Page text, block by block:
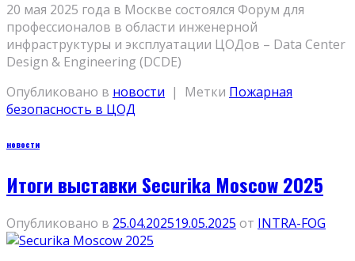
20 мая 2025 года в Москве состоялся Форум для
профессионалов в области инженерной
инфраструктуры и эксплуатации ЦОДов – Data Center
Design & Engineering (DCDE)
Опубликовано в новости | Метки Пожарная
безопасность в ЦОД
новости
Итоги выставки Securika Moscow 2025
Опубликовано в 25.04.202519.05.2025 от INTRA-FOG